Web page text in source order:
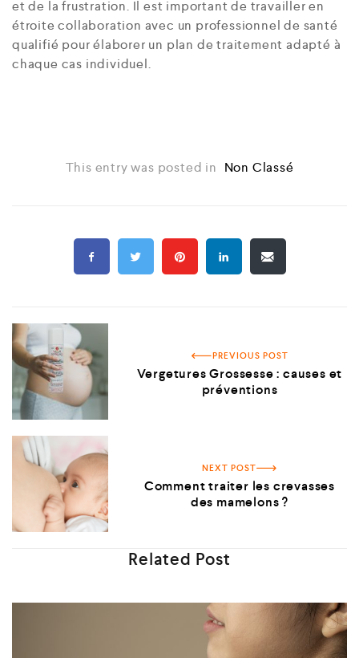
et de la frustration. Il est important de travailler en
étroite collaboration avec un professionnel de santé
qualifié pour élaborer un plan de traitement adapté à
chaque cas individuel.
This entry was posted in Non Classé
PREVIOUS POST
Vergetures Grossesse : causes et
préventions
NEXT POST
Comment traiter les crevasses
des mamelons ?
Related Post